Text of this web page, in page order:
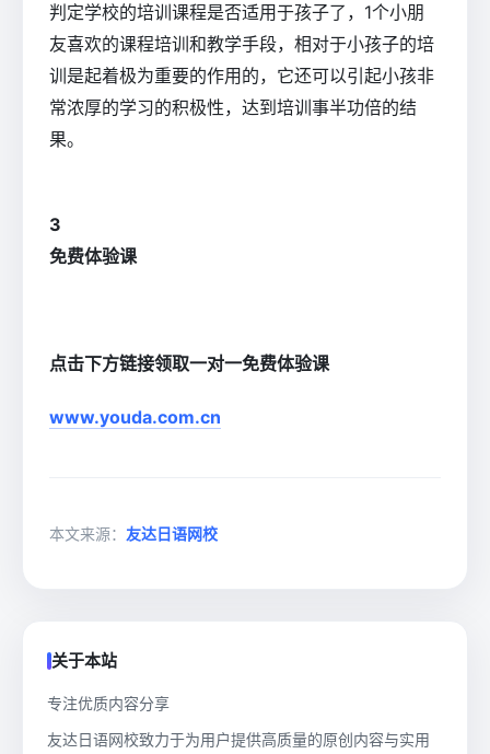
判定学校的培训课程是否适用于孩子了，1个小朋
友喜欢的课程培训和教学手段，相对于小孩子的培
训是起着极为重要的作用的，它还可以引起小孩非
常浓厚的学习的积极性，达到培训事半功倍的结
果。
3
免费体验课
点击下方链接领取一对一免费体验课
www.youda.com.cn
本文来源： 友达日语网校
关于本站
专注优质内容分享
友达日语网校致力于为用户提供高质量的原创内容与实用